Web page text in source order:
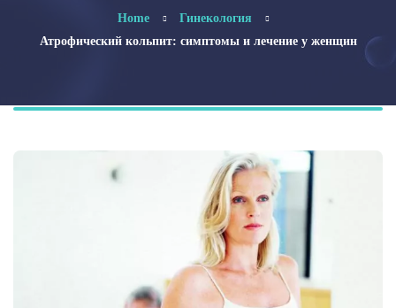
Home
Гинекология
Атрофический кольпит: симптомы и лечение у женщин